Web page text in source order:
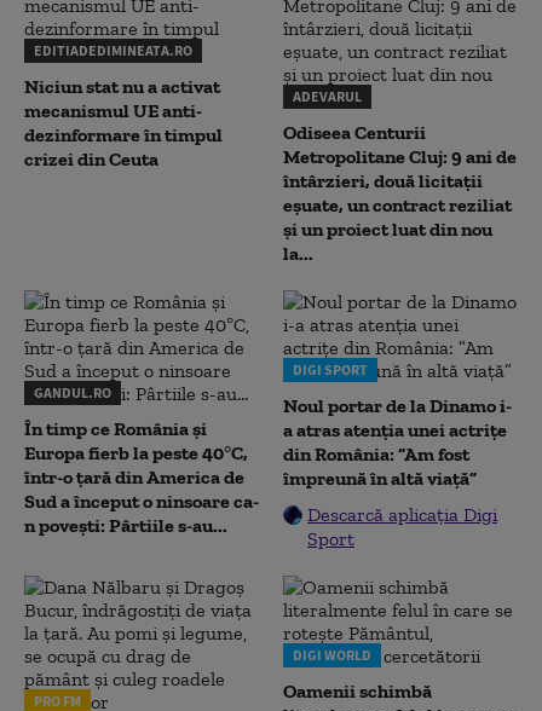
EDITIADEDIMINEATA.RO
Niciun stat nu a activat
mecanismul UE anti-
dezinformare în timpul
crizei din Ceuta
ADEVARUL
Odiseea Centurii
Metropolitane Cluj: 9 ani de
întârzieri, două licitații
eșuate, un contract reziliat
și un proiect luat din nou
la...
GANDUL.RO
În timp ce România și
Europa fierb la peste 40°C,
într-o țară din America de
Sud a început o ninsoare ca-
n povești: Pârtiile s-au...
DIGI SPORT
Noul portar de la Dinamo i-
a atras atenția unei actrițe
din România: ”Am fost
împreună în altă viață”
Descarcă aplicația Digi
Sport
PRO FM
DIGI WORLD
Oamenii schimbă